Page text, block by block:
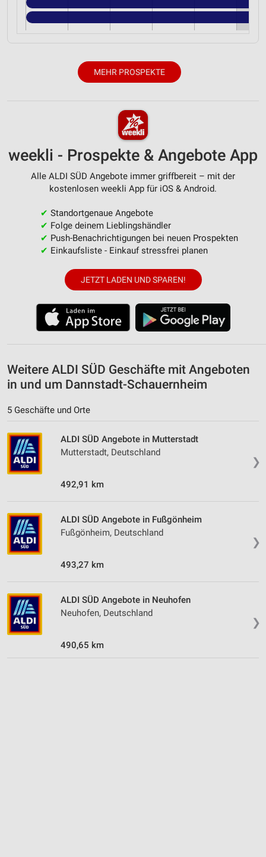
MEHR PROSPEKTE
weekli - Prospekte & Angebote App
Alle ALDI SÜD Angebote immer griffbereit – mit der
kostenlosen weekli App für iOS & Android.
✔ Standortgenaue Angebote
✔ Folge deinem Lieblingshändler
✔ Push-Benachrichtigungen bei neuen Prospekten
✔ Einkaufsliste - Einkauf stressfrei planen
JETZT LADEN UND SPAREN!
Weitere ALDI SÜD Geschäfte mit Angeboten
in und um Dannstadt-Schauernheim
5 Geschäfte und Orte
❯
ALDI SÜD Angebote in Mutterstadt
Mutterstadt, Deutschland
492,91 km
❯
ALDI SÜD Angebote in Fußgönheim
Fußgönheim, Deutschland
493,27 km
❯
ALDI SÜD Angebote in Neuhofen
Neuhofen, Deutschland
490,65 km